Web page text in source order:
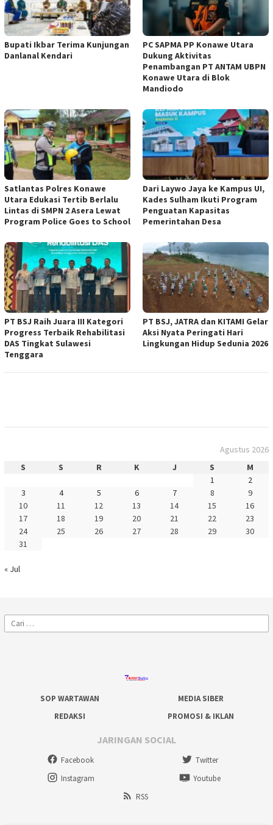
Bupati Ikbar Terima Kunjungan
Danlanal Kendari
PC SAPMA PP Konawe Utara
Dukung Aktivitas
Penambangan PT ANTAM UBPN
Konawe Utara di Blok
Mandiodo
Satlantas Polres Konawe
Utara Edukasi Tertib Berlalu
Lintas di SMPN 2 Asera Lewat
Program Police Goes to School
Dari Laywo Jaya ke Kampus UI,
Kades Sulham Ikuti Program
Penguatan Kapasitas
Pemerintahan Desa
PT BSJ Raih Juara III Kategori
Progress Terbaik Rehabilitasi
DAS Tingkat Sulawesi
Tenggara
PT BSJ, JATRA dan KITAMI Gelar
Aksi Nyata Peringati Hari
Lingkungan Hidup Sedunia 2026
Agustus 2026
S
S R K J S
M
1
2
3
4 5 6 7 8
9
10
11 12 13 14 15
16
17
18 19 20 21 22
23
24
25 26 27 28 29
30
31
« Jul
Cari
untuk:
SOP WARTAWAN
MEDIA SIBER
REDAKSI
PROMOSI & IKLAN
JARINGAN SOCIAL
Facebook
Twitter
Instagram
Youtube
RSS